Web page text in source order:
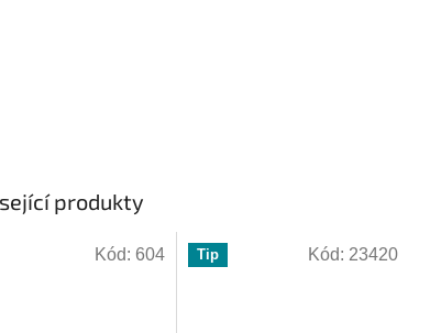
produkty
Kód: 604 Tip Kód: 23420